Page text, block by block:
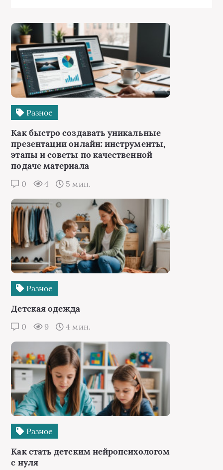
Разное
Как быстро создавать уникальные
презентации онлайн: инструменты,
этапы и советы по качественной
подаче материала
0 4 5 мин.
Разное
Детская одежда
0 9 4 мин.
Разное
Как стать детским нейропсихологом
с нуля